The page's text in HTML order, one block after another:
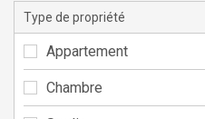
Type de propriété
Appartement
Chambre